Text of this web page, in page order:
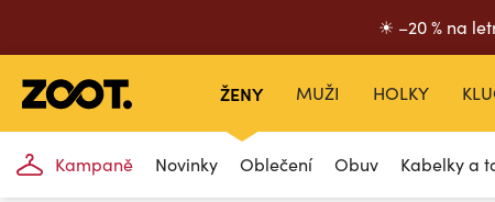
☀ –20 % na
ŽENY
Kampaně Novinky Oblečení Obuv Kabelky a
MUŽI HOLKY